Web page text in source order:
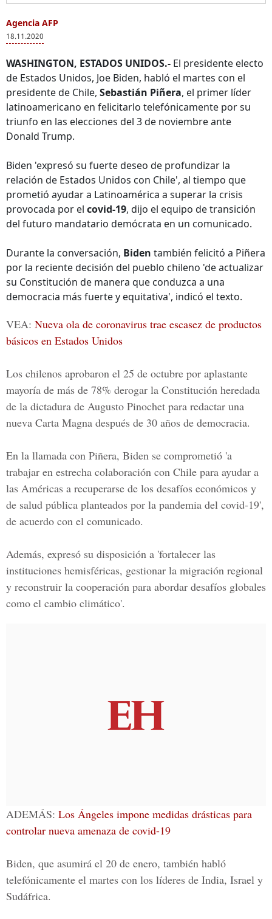
Agencia AFP
18.11.2020
WASHINGTON, ESTADOS UNIDOS.- El presidente electo
de Estados Unidos, Joe Biden, habló el martes con el
presidente de Chile, Sebastián Piñera, el primer líder
latinoamericano en felicitarlo telefónicamente por su
triunfo en las elecciones del 3 de noviembre ante
Donald Trump.
Biden 'expresó su fuerte deseo de profundizar la
relación de Estados Unidos con Chile', al tiempo que
prometió ayudar a Latinoamérica a superar la crisis
provocada por el covid-19, dijo el equipo de transición
del futuro mandatario demócrata en un comunicado.
Durante la conversación, Biden también felicitó a Piñera
por la reciente decisión del pueblo chileno 'de actualizar
su Constitución de manera que conduzca a una
democracia más fuerte y equitativa', indicó el texto.
VEA: Nueva ola de coronavirus trae escasez de productos
básicos en Estados Unidos
Los chilenos aprobaron el 25 de octubre por aplastante
mayoría de más de 78% derogar la Constitución heredada
de la dictadura de Augusto Pinochet para redactar una
nueva Carta Magna después de 30 años de democracia.
En la llamada con Piñera, Biden se comprometió 'a
trabajar en estrecha colaboración con Chile para ayudar a
las Américas a recuperarse de los desafíos económicos y
de salud pública planteados por la pandemia del covid-19',
de acuerdo con el comunicado.
Además, expresó su disposición a 'fortalecer las
instituciones hemisféricas, gestionar la migración regional
y reconstruir la cooperación para abordar desafíos globales
como el cambio climático'.
ADEMÁS: Los Ángeles impone medidas drásticas para
controlar nueva amenaza de covid-19
Biden, que asumirá el 20 de enero, también habló
telefónicamente el martes con los líderes de India, Israel y
Sudáfrica.